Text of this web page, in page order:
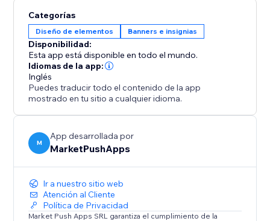
sitio sea más confiable en cada etapa del recorrido
del cliente.
Categorías
Diseño de elementos Banners e insignias
Disponibilidad:
Esta app está disponible en todo el mundo.
Idiomas de la app:
Inglés
Puedes traducir todo el contenido de la app
mostrado en tu sitio a cualquier idioma.
M
App desarrollada por
MarketPushApps
Ir a nuestro sitio web
Atención al Cliente
Política de Privacidad
Market Push Apps SRL garantiza el cumplimiento de la